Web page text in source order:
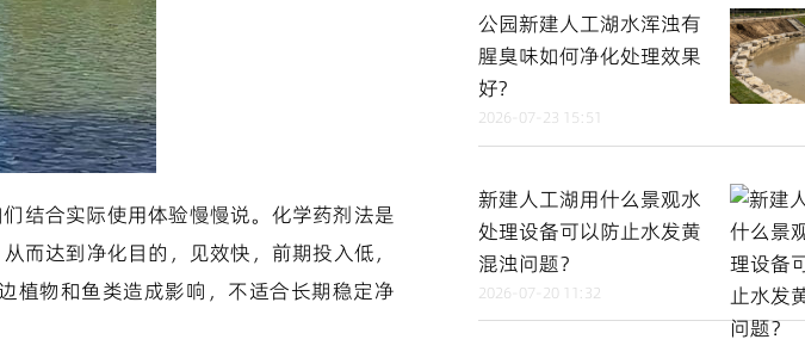
结合实际使用体验慢慢说。化学药剂法是
而达到净化目的，见效快，前期投入低，
植物和鱼类造成影响，不适合长期稳定净
公园新建人工湖水浑浊有
腥臭味如何净化处理效果
好?
2026-07-23 15:51
新建人工湖用什么景观水
处理设备可以防止水发黄
混浊问题？
2026-07-20 11:32